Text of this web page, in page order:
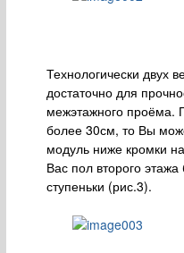
Технологически двух
достаточно для
межэтажного проёма.
более 30см, то Вы
модуль ниже кромки
Вас пол второго
ступеньки (рис.3).